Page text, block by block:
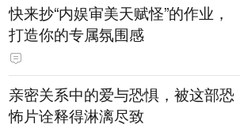
快来抄“内娱审美天赋怪”的作业，
打造你的专属氛围感
亲密关系中的爱与恐惧，被这部恐
怖片诠释得淋漓尽致